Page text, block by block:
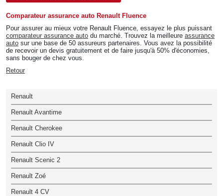
Comparateur assurance auto Renault Fluence
Pour assurer au mieux votre Renault Fluence, essayez le plus puissant
comparateur assurance auto du marché. Trouvez la meilleure assurance
auto sur une base de 50 assureurs partenaires. Vous avez la possibilité
de recevoir un devis gratuitement et de faire jusqu'à 50% d'économies,
sans bouger de chez vous.
Retour
Renault
Renault Avantime
Renault Cherokee
Renault Clio IV
Renault Scenic 2
Renault Zoé
Renault 4 CV